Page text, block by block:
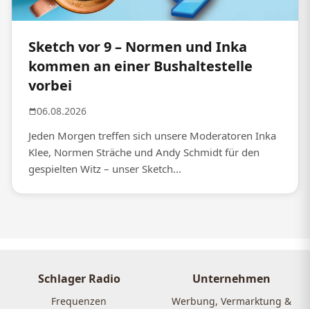
Sketch vor 9 – Normen und Inka
kommen an einer Bushaltestelle
vorbei
06.08.2026
Jeden Morgen treffen sich unsere Moderatoren Inka
Klee, Normen Sträche und Andy Schmidt für den
gespielten Witz – unser Sketch...
Schlager Radio
Frequenzen
Unternehmen
Werbung, Vermarktung &